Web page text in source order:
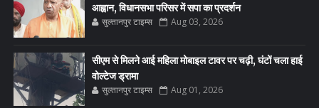
आह्वान, विधानसभा परिसर में सपा का प्रदर्शन
सुल्तानपुर टाइम्स Aug 03, 2026
सीएम से मिलने आई महिला मोबाइल टावर पर चढ़ी, घंटों चला हाई
वोल्टेज ड्रामा
सुल्तानपुर टाइम्स Aug 01, 2026